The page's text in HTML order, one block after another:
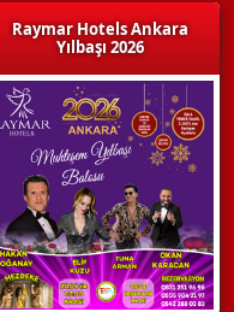
Raymar Hotels Ankara
Yılbaşı 2026